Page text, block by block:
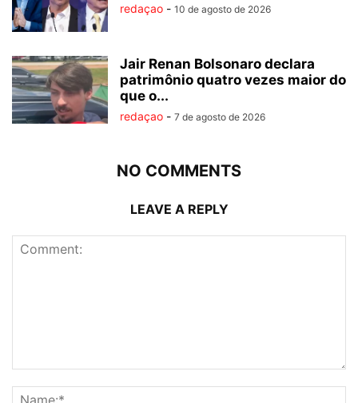
redaçao - 10 de agosto de 2026
Jair Renan Bolsonaro declara
patrimônio quatro vezes maior do
que o...
redaçao - 7 de agosto de 2026
NO COMMENTS
LEAVE A REPLY